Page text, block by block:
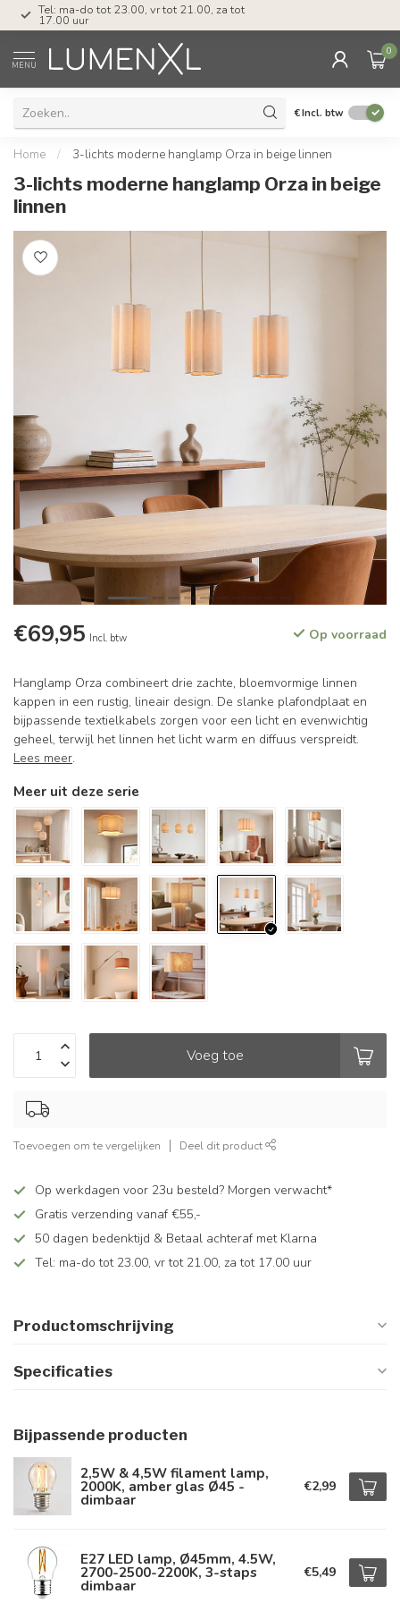
Tel: ma-do tot 23.00, vr tot 21.00, za tot
17.00 uur
MENU
0
€Incl. btw
Home / 3-lichts moderne hanglamp Orza in beige linnen
3-lichts moderne hanglamp Orza in beige
linnen
€69,95 Incl. btw Op voorraad
Hanglamp Orza combineert drie zachte, bloemvormige linnen
kappen in een rustig, lineair design. De slanke plafondplaat en
bijpassende textielkabels zorgen voor een licht en evenwichtig
geheel, terwijl het linnen het licht warm en diffuus verspreidt.
Lees meer.
Meer uit deze serie
Voeg toe
Toevoegen om te vergelijken Deel dit product
Op werkdagen voor 23u besteld? Morgen verwacht*
Gratis verzending vanaf €55,-
50 dagen bedenktijd & Betaal achteraf met Klarna
Tel: ma-do tot 23.00, vr tot 21.00, za tot 17.00 uur
Productomschrijving
Specificaties
Bijpassende producten
2,5W & 4,5W filament lamp,
2000K, amber glas Ø45 -
dimbaar
€2,99
E27 LED lamp, Ø45mm, 4.5W,
2700-2500-2200K, 3-staps
dimbaar
€5,49